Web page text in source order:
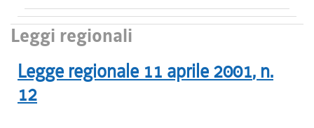
Leggi regionali
Legge regionale 11 aprile 2001, n.
12